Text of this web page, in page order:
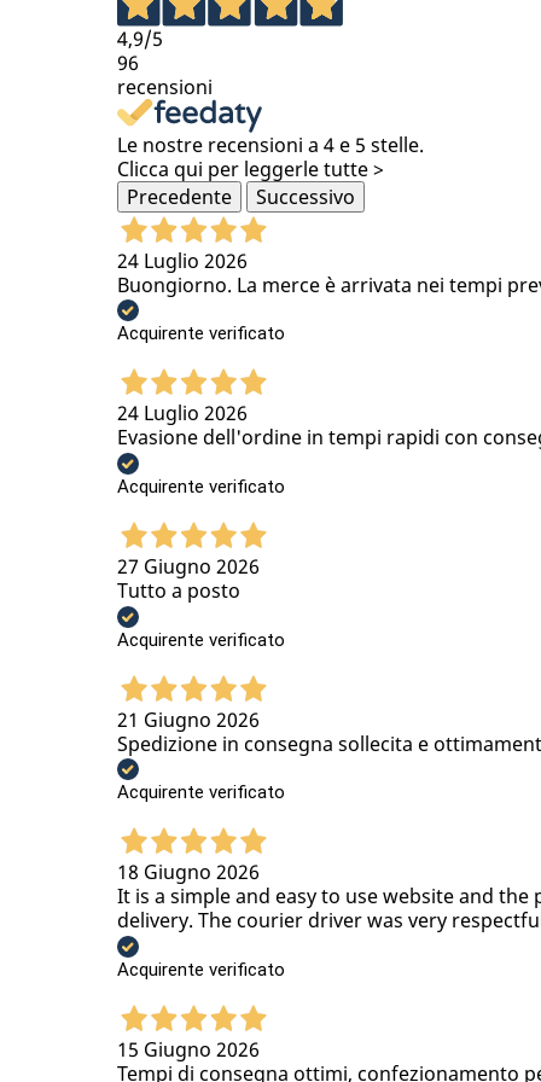
4,9/5
96
recensioni
Le nostre recensioni a 4 e 5 stelle.
Clicca qui per leggerle tutte >
Precedente
Successivo
24 Luglio 2026
Buongiorno. La merce è arrivata nei tempi
Acquirente verificato
24 Luglio 2026
Evasione dell'ordine in tempi rapidi con
Acquirente verificato
27 Giugno 2026
Tutto a posto
Acquirente verificato
21 Giugno 2026
Spedizione in consegna sollecita e
Acquirente verificato
18 Giugno 2026
It is a simple and easy to use website and
delivery. The courier driver was very
Acquirente verificato
15 Giugno 2026
Tempi di consegna ottimi, confezionamento